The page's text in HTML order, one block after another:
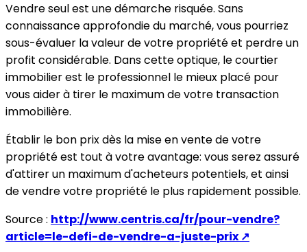
Vendre seul est une démarche risquée. Sans
connaissance approfondie du marché, vous pourriez
sous-évaluer la valeur de votre propriété et perdre un
profit considérable. Dans cette optique, le courtier
immobilier est le professionnel le mieux placé pour
vous aider à tirer le maximum de votre transaction
immobilière.
Établir le bon prix dès la mise en vente de votre
propriété est tout à votre avantage: vous serez assuré
d'attirer un maximum d'acheteurs potentiels, et ainsi
de vendre votre propriété le plus rapidement possible.
Source : http://www.centris.ca/fr/pour-vendre?
article=le-defi-de-vendre-a-juste-prix ↗